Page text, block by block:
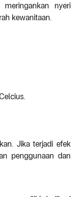
nyeri
kewanitaan.
Jika terjadi efek
penggunaan dan